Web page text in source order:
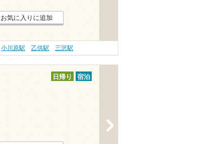
お気に入りに追加
小川原駅 乙供駅 三沢駅
日帰り 宿泊